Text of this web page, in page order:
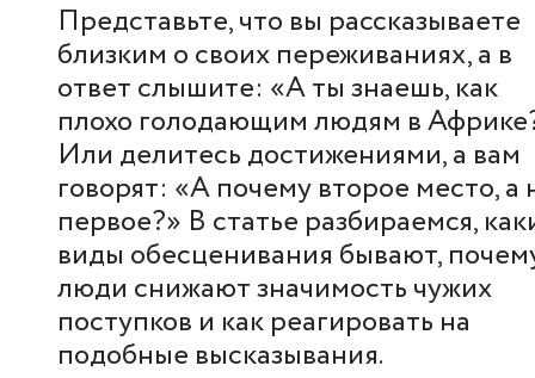
Представьте, что вы рассказываете
близким о своих переживаниях, а в
ответ слышите: «А ты знаешь, как
плохо голодающим людям в
Или делитесь достижениями, а вам
говорят: «А почему второе место, а
первое?» В статье разбираемся,
виды обесценивания бывают,
люди снижают значимость чужих
поступков и как реагировать на
подобные высказывания.